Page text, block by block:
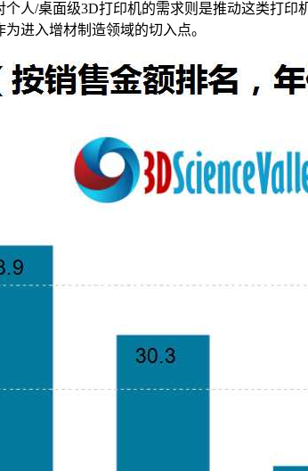
人/桌面级3D打印机的需求则是推动这类打
进入增材制造领域的切入点。